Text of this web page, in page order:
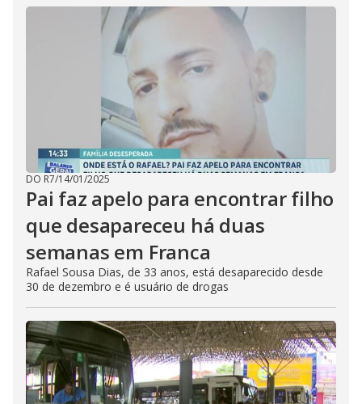
DO R7/14/01/2025
Pai faz apelo para encontrar filho
que desapareceu há duas
semanas em Franca
Rafael Sousa Dias, de 33 anos, está desaparecido desde
30 de dezembro e é usuário de drogas